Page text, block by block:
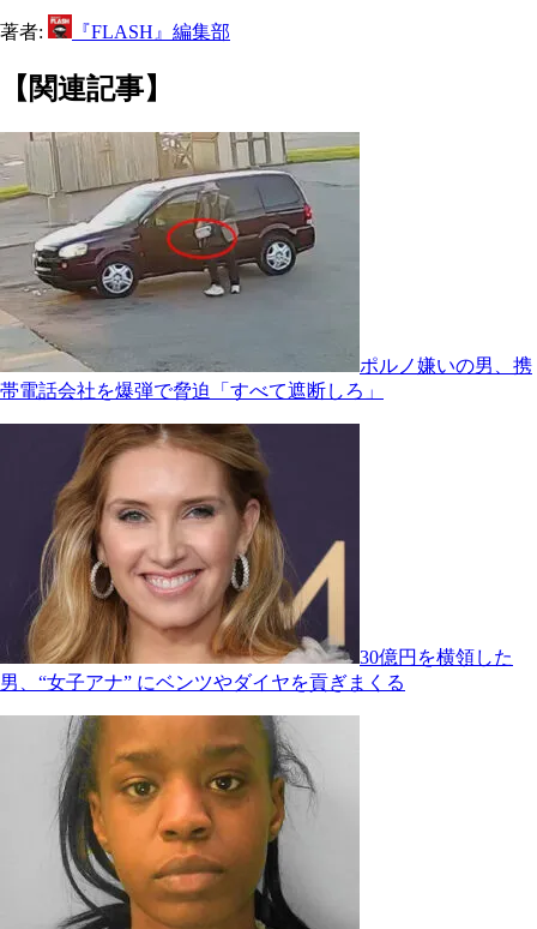
著者: 『FLASH』編集部
【関連記事】
ポルノ嫌いの男、携
帯電話会社を爆弾で脅迫「すべて遮断しろ」
30億円を横領した
男、“女子アナ” にベンツやダイヤを貢ぎまくる